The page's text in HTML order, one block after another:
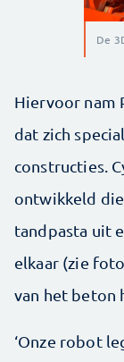
De
Hiervoor nam
dat zich
constructies.
ontwikkeld
tandpasta uit
elkaar (zie
van het beton
‘Onze robot